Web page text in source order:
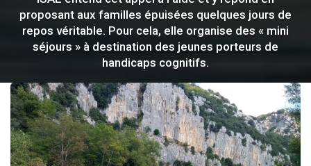
proposant aux familles épuisées quelques jours de
repos véritable. Pour cela, elle organise des « mini
séjours » à destination des jeunes porteurs de
handicaps cognitifs.